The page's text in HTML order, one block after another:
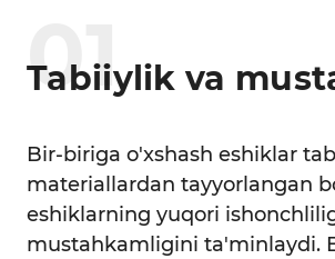
Tabiiylik va
01
Bir-biriga o'xshash eshiklar
materiallardan tayyorlangan
eshiklarning yuqori
mustahkamligini ta'minlaydi.